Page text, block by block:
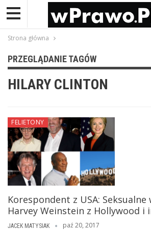
Strona główna
PRZEGLĄDANIE TAGÓW
HILARY CLINTON
FELIETONY
Korespondent z USA:
Harvey Weinstein z Hollywood i
JACEK MATYSIAK paź 20, 2017